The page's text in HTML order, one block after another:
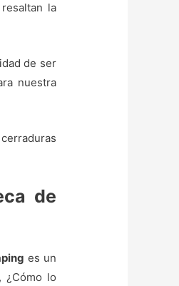
la
de ser
nuestra
de
es un
¿Cómo lo